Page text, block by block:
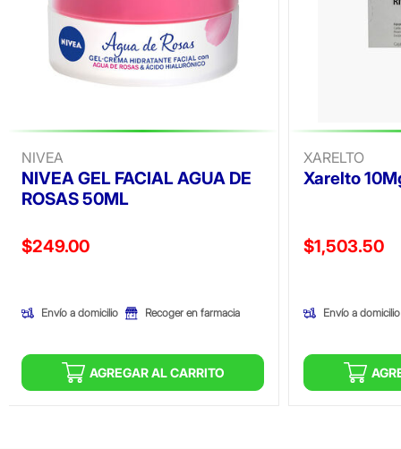
NIVEA
NIVEA GEL FACIAL AGUA DE
ROSAS 50ML
Precio reducido de
$249.00
Envío a domicilio Recoger en farmacia
AGREGAR AL CARRITO
XARELTO
Xarelto
Precio
$1,503.50
Envío a domicilio